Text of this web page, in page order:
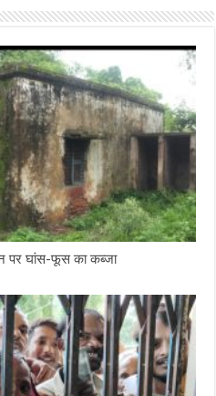
पर घांस-फूस का कब्जा